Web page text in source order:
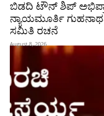
ಬಿಡದಿ ಟೌನ್ ಶಿಪ್
ನ್ಯಾಯಮೂರ್ತಿ
ಸಮಿತಿ ರಚನೆ
August 8, 2026